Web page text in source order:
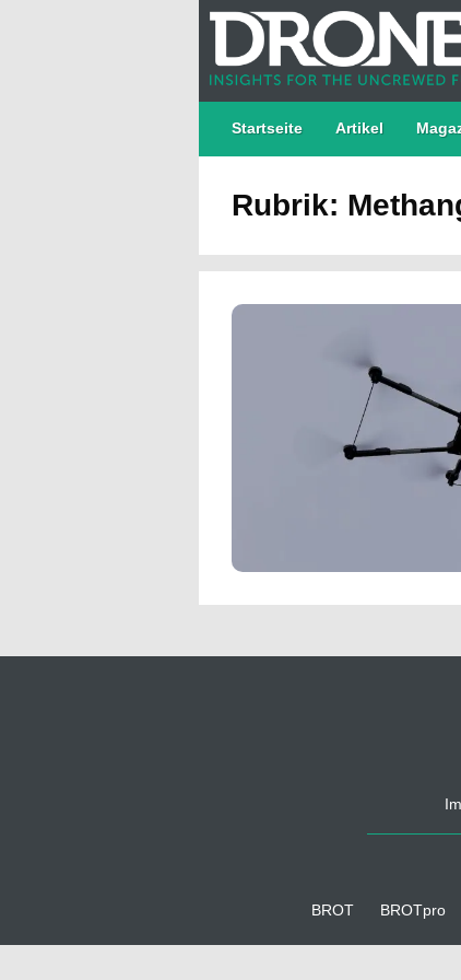
Startseite Artikel
Rubrik:
BROT BROTpro